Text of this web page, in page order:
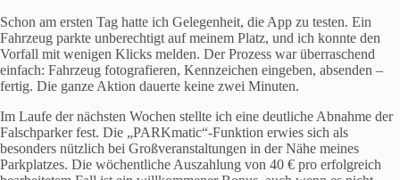
Schon am ersten Tag hatte ich Gelegenheit, die App zu testen. Ein
Fahrzeug parkte unberechtigt auf meinem Platz, und ich konnte den
Vorfall mit wenigen Klicks melden. Der Prozess war überraschend
einfach: Fahrzeug fotografieren, Kennzeichen eingeben, absenden –
fertig. Die ganze Aktion dauerte keine zwei Minuten.
Im Laufe der nächsten Wochen stellte ich eine deutliche Abnahme der
Falschparker fest. Die „PARKmatic“-Funktion erwies sich als
besonders nützlich bei Großveranstaltungen in der Nähe meines
Parkplatzes. Die wöchentliche Auszahlung von 40 € pro erfolgreich